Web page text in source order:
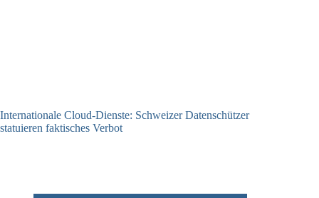
Internationale Cloud-Dienste: Schweizer Datenschützer
statuieren faktisches Verbot